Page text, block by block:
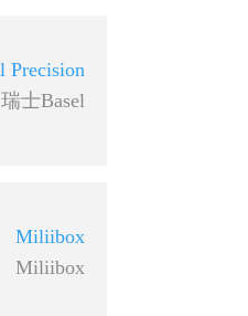
Precision
瑞士Basel
Miliibox
Miliibox